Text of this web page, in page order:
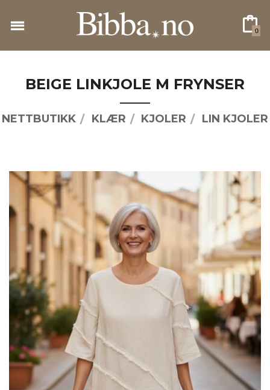
0
BEIGE LINKJOLE M FRYNSER
NETTBUTIKK KLÆR KJOLER LIN KJOLER